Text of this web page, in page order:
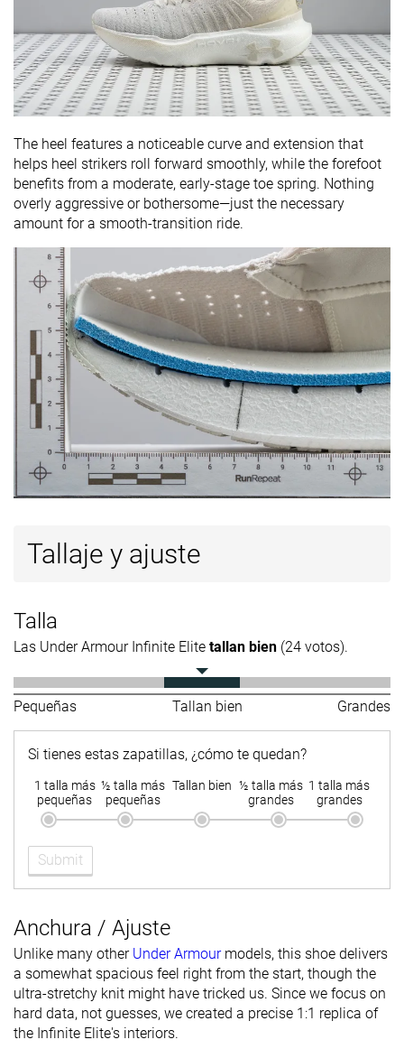
The heel features a noticeable curve and extension that
helps heel strikers roll forward smoothly, while the forefoot
benefits from a moderate, early-stage toe spring. Nothing
overly aggressive or bothersome—just the necessary
amount for a smooth-transition ride.
Tallaje y ajuste
Talla
Las Under Armour Infinite Elite tallan bien (24 votos).
Pequeñas Tallan bien Grandes
Si tienes estas zapatillas, ¿cómo te quedan?
1 talla más
pequeñas
½ talla más
pequeñas
Tallan bien ½ talla más
grandes
1 talla más
grandes
Submit
Anchura / Ajuste
Unlike many other Under Armourmodels, this shoe delivers
a somewhat spacious feel right from the start, though the
ultra-stretchy knit might have tricked us. Since we focus on
hard data, not guesses, we created a precise 1:1 replica of
the Infinite Elite's interiors.